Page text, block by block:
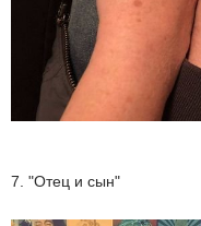
7. "Отец и сын"